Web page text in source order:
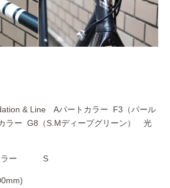
& Line Aパートカラー F3（パール
ラー G8（S.Mディープグリーン） 光
カラー S